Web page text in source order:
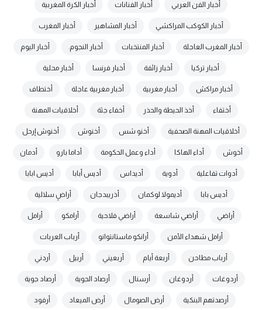
أخبار الفن العربي أخبار الفنانات أخبار الكرة المغربية
أخبار الكوكب المراكشي أخبار المشاهير أخبار المغرب
أخبار المغرب العاجلة أخبار المنتخبات أخبار النجوم. أخبار اليوم
أخبار تركيا أخبار زائفة أخبار فرنسا أخبار محلية
أخبار مراكش أخبار مغربية أخبار مغربية عاجلة أختطاف
أختفاء أخذ الحيطة والحذر أخفاء جثة أخلاقيات المهنة
أخلاقيات المهنة الصحفية أخنو شس أخنوش أخنوش إرحل
أخوش أداء الهاكا أداء وعمل الحكومة أداما بارو أدمان
أدوات تفاعلية أدوية أديداس أديس أبابا أديس ابابا
أديس بابا أديمولا لوكمان أذريبدجان أراضٍ سلالية
أراضي أراضي شاسعة أراضي فلاحية أرامكو أرامل
أرامل شهداء الأمن أرانكو ماستانتوانو أرباب العربات
أرباب مطاحن أربعة أيام أربعيني أربيل أردني
أردوغات أردوغان أرسنال أرصاد الجوية أرصاد جوية
أرصدتهم البنكية أرض الصومال أرض الميعاد أرفود